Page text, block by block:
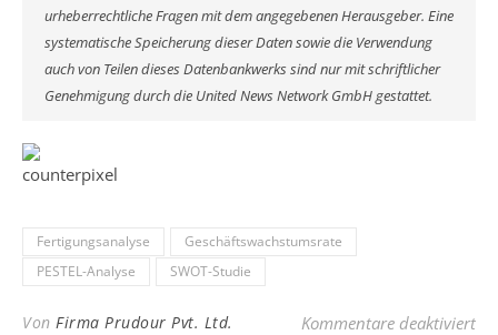
urheberrechtliche Fragen mit dem angegebenen Herausgeber. Eine
systematische Speicherung dieser Daten sowie die Verwendung
auch von Teilen dieses Datenbankwerks sind nur mit schriftlicher
Genehmigung durch die United News Network GmbH gestattet.
Fertigungsanalyse
Geschäftswachstumsrate
PESTEL-Analyse
SWOT-Studie
Von Firma Prudour Pvt. Ltd. Kommentare deaktiviertfür